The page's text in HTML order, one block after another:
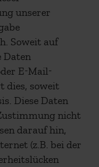
unserer
Soweit auf
Daten
E-Mail-
dies, soweit
Diese Daten
nicht
darauf hin,
(z.B. bei der